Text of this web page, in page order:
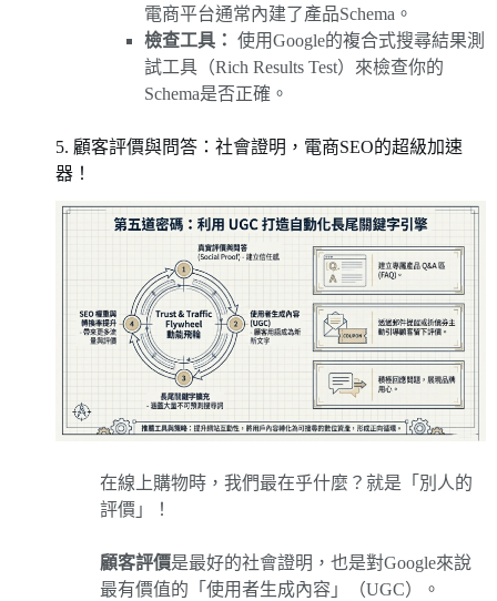
電商平台通常內建了產品Schema。
檢查工具： 使用Google的複合式搜尋結果測
試工具（Rich Results Test）來檢查你的
Schema是否正確。
5. 顧客評價與問答：社會證明，電商SEO的超級加速
器！
在線上購物時，我們最在乎什麼？就是「別人的
評價」！
顧客評價是最好的社會證明，也是對Google來說
最有價值的「使用者生成內容」（UGC）。